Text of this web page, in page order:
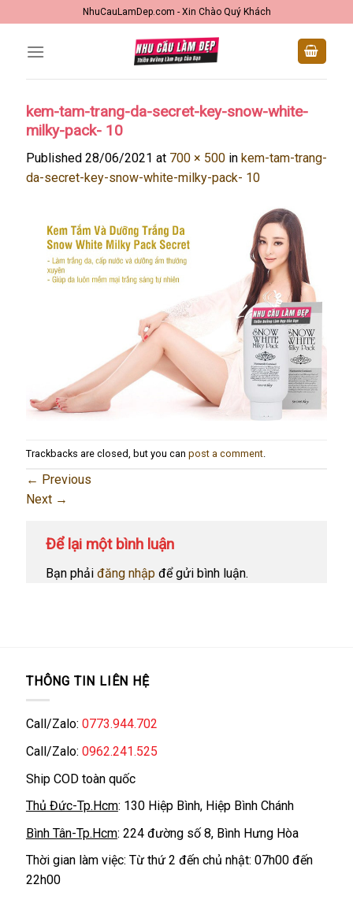
to
content
NhuCauLamDep.com - Xin Chào Quý Khách
kem-tam-trang-da-secret-key-snow-white-
milky-pack- 10
Published 28/06/2021 at 700 × 500in kem-tam-trang-
da-secret-key-snow-white-milky-pack- 10
Trackbacks are closed, but you can post a comment.
← Previous
Next →
Để lại một bình luận
Bạn phải đăng nhậpđể gửi bình luận.
THÔNG TIN LIÊN HỆ
Call/Zalo: 0773.944.702
Call/Zalo: 0962.241.525
Ship COD toàn quốc
Thủ Đức-Tp.Hcm: 130 Hiệp Bình, Hiệp Bình Chánh
Bình Tân-Tp.Hcm: 224 đường số 8, Bình Hưng Hòa
Thời gian làm việc: Từ thứ 2 đến chủ nhật: 07h00 đến
22h00